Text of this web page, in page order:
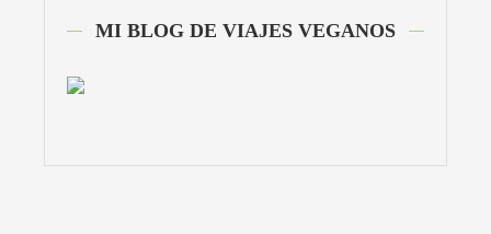
MI BLOG DE VIAJES VEGANOS